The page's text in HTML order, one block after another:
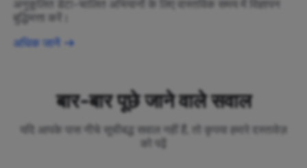
अनुकूलित डेटा-चालित अभियानों के लिए वास्तविक समय में विज्ञापन
बुद्धिमत्ता करें।
अधिक जानें
बार-बार पूछे जाने वाले सवाल
यदि आपके पास नीचे सूचीबद्ध सवाल नहीं हैं, तो कृपया हमारे दस्तावेज़
को पढ़ें